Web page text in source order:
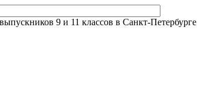
9 и 11 классов в Санкт-Петербурге